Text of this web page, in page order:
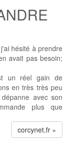
hésité à prendre
avait pas besoin;
un réel gain de
en très très peu
avec son
plus que
corcynet.fr »